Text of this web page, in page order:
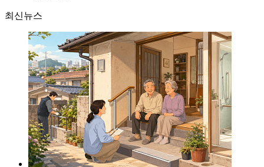
최신뉴스